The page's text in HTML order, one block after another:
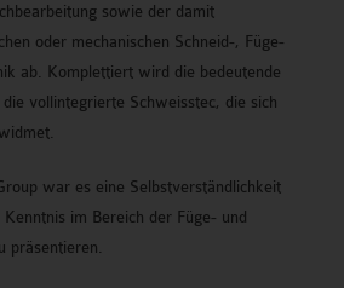
sowie der damit
oder mechanischen Schneid-, Füge-
ab. Komplettiert wird die bedeutende
die vollintegrierte Schweisstec, die sich
war es eine Selbstverständlichkeit
im Bereich der Füge- und
präsentieren.